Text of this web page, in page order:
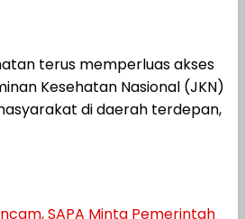
terus memperluas akses
Kesehatan Nasional (JKN)
di daerah terdepan,